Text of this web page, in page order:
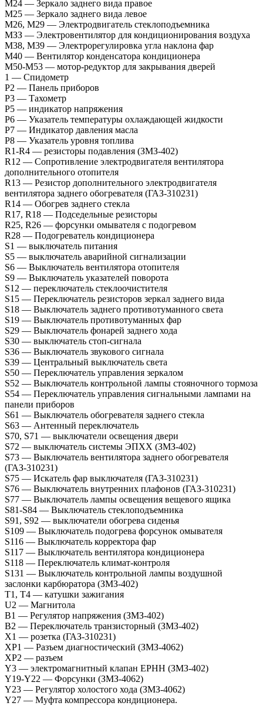
М24 — Зеркало заднего вида правое
M25 — Зеркало заднего вида левое
M26, M29 — Электродвигатель стеклоподъемника
МЗЗ — Электровентилятор для кондиционирования воздуха
М38, М39 — Электрорегулировка угла наклона фар
M40 — Вентилятор конденсатора кондиционера
М50-М53 — мотор-редуктор для закрывания дверей
1 — Спидометр
P2 — Панель приборов
P3 — Тахометр
P5 — индикатор напряжения
P6 — Указатель температуры охлаждающей жидкости
P7 — Индикатор давления масла
Р8 — Указатель уровня топлива
R1-R4 — резисторы подавления (ЗМЗ-402)
R12 — Сопротивление электродвигателя вентилятора
дополнительного отопителя
R13 — Резистор дополнительного электродвигателя
вентилятора заднего обогревателя (ГАЗ-310231)
R14 — Обогрев заднего стекла
R17, R18 — Подседельные резисторы
R25, R26 — форсунки омывателя с подогревом
R28 — Подогреватель кондиционера
S1 — выключатель питания
S5 — выключатель аварийной сигнализации
S6 — Выключатель вентилятора отопителя
S9 — Выключатель указателей поворота
S12 — переключатель стеклоочистителя
S15 — Переключатель резисторов зеркал заднего вида
S18 — Выключатель заднего противотуманного света
S19 — Выключатель противотуманных фар
S29 — Выключатель фонарей заднего хода
S30 — выключатель стоп-сигнала
S36 — Выключатель звукового сигнала
S39 — Центральный выключатель света
S50 — Переключатель управления зеркалом
S52 — Выключатель контрольной лампы стояночного тормоза
S54 — Переключатель управления сигнальными лампами на
панели приборов
S61 — Выключатель обогревателя заднего стекла
S63 — Антенный переключатель
S70, S71 — выключатели освещения двери
S72 — выключатель системы ЭПХХ (ЗМЗ-402)
S73 — Выключатель вентилятора заднего обогревателя
(ГАЗ-310231)
S75 — Искатель фар выключателя (ГАЗ-310231)
S76 — Выключатель внутренних плафонов (ГАЗ-310231)
S77 — Выключатель лампы освещения вещевого ящика
S81-S84 — Выключатель стеклоподъемника
S91, S92 — выключатели обогрева сиденья
S109 — Выключатель подогрева форсунок омывателя
S116 — Выключатель корректора фар
S117 — Выключатель вентилятора кондиционера
S118 — Переключатель климат-контроля
S131 — Выключатель контрольной лампы воздушной
заслонки карбюратора (ЗМЗ-402)
Т1, Т4 — катушки зажигания
U2 — Магнитола
В1 — Регулятор напряжения (ЗМЗ-402)
В2 — Переключатель транзисторный (ЗМЗ-402)
Х1 — розетка (ГАЗ-310231)
ХP1 — Разъем диагностический (ЗМЗ-4062)
XP2 — разъем
Y3 — электромагнитный клапан EPHH (ЗМЗ-402)
Y19-Y22 — Форсунки (ЗМЗ-4062)
Y23 — Регулятор холостого хода (ЗМЗ-4062)
Y27 — Муфта компрессора кондиционера.